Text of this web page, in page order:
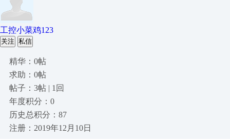
工控小菜鸡123
关注 私信
精华：0帖
求助：0帖
帖子：3帖 | 1回
年度积分：0
历史总积分：87
注册：2019年12月10日